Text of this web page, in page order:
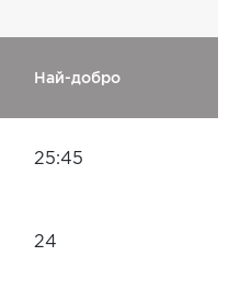
Най-добро
25:45
24